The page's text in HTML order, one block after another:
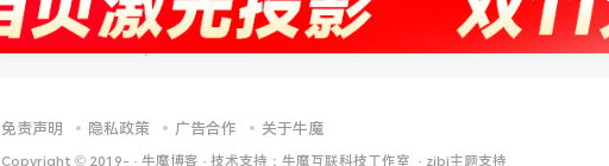
免责声明 隐私政策 广告合作 关于牛魔
Copyright © 2019- · 牛魔博客 · 技术支持： 牛魔互联科技工作室 · zibi主题支持